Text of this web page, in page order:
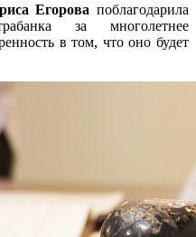
Егорова поблагодарила
за многолетнее
в том, что оно будет